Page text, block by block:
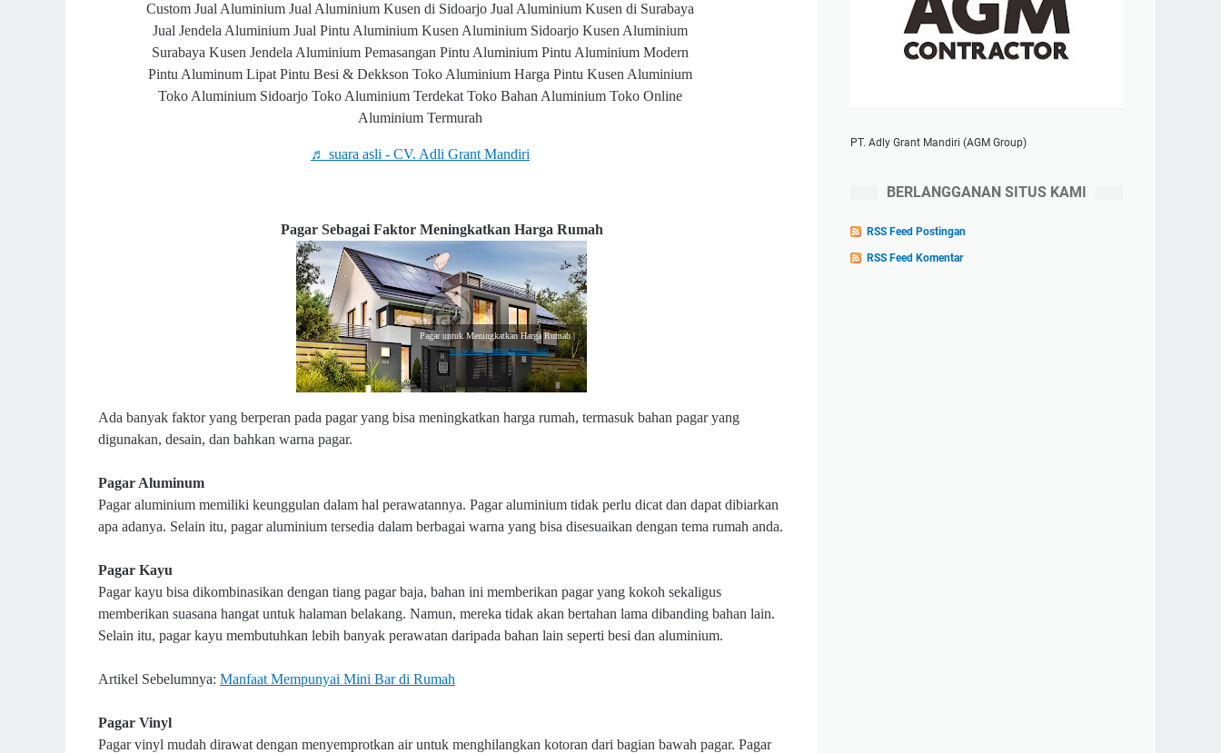
Custom Jual Aluminium Jual Aluminium Kusen di Sidoarjo Jual Aluminium Kusen di Surabaya
Jual Jendela Aluminium Jual Pintu Aluminium Kusen Aluminium Sidoarjo Kusen Aluminium
Surabaya Kusen Jendela Aluminium Pemasangan Pintu Aluminium Pintu Aluminium Modern
Pintu Aluminum Lipat Pintu Besi & Dekkson Toko Aluminium Harga Pintu Kusen Aluminium
Toko Aluminium Sidoarjo Toko Aluminium Terdekat Toko Bahan Aluminium Toko Online
Aluminium Termurah
♬ suara asli - CV. Adli Grant Mandiri
Pagar Sebagai Faktor Meningkatkan Harga Rumah
Pagar untuk Meningkatkan Harga Rumah |
www.adligrantmandiri.com
Ada banyak faktor yang berperan pada pagar yang bisa meningkatkan harga rumah, termasuk bahan pagar yang
digunakan, desain, dan bahkan warna pagar.
Pagar Aluminum
Pagar aluminium memiliki keunggulan dalam hal perawatannya. Pagar aluminium tidak perlu dicat dan dapat dibiarkan
apa adanya. Selain itu, pagar aluminium tersedia dalam berbagai warna yang bisa disesuaikan dengan tema rumah anda.
Pagar Kayu
Pagar kayu bisa dikombinasikan dengan tiang pagar baja, bahan ini memberikan pagar yang kokoh sekaligus
memberikan suasana hangat untuk halaman belakang. Namun, mereka tidak akan bertahan lama dibanding bahan lain.
Selain itu, pagar kayu membutuhkan lebih banyak perawatan daripada bahan lain seperti besi dan aluminium.
Artikel Sebelumnya: Manfaat Mempunyai Mini Bar di Rumah
Pagar Vinyl
Pagar vinyl mudah dirawat dengan menyemprotkan air untuk menghilangkan kotoran dari bagian bawah pagar. Pagar
PT. Adly Grant Mandiri (AGM Group)
BERLANGGANAN SITUS KAMI
RSS Feed Postingan
RSS Feed Komentar